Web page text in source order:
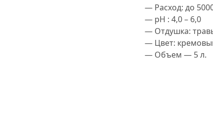
— Расход: до
— pH : 4,0 – 6,0
— Отдушка:
— Цвет:
— Объем — 5 л.